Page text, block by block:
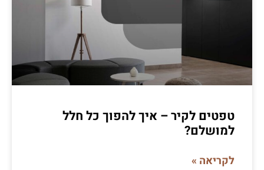
טפטים לקיר – איך להפוך כל חלל
למושלם?
לקריאה »